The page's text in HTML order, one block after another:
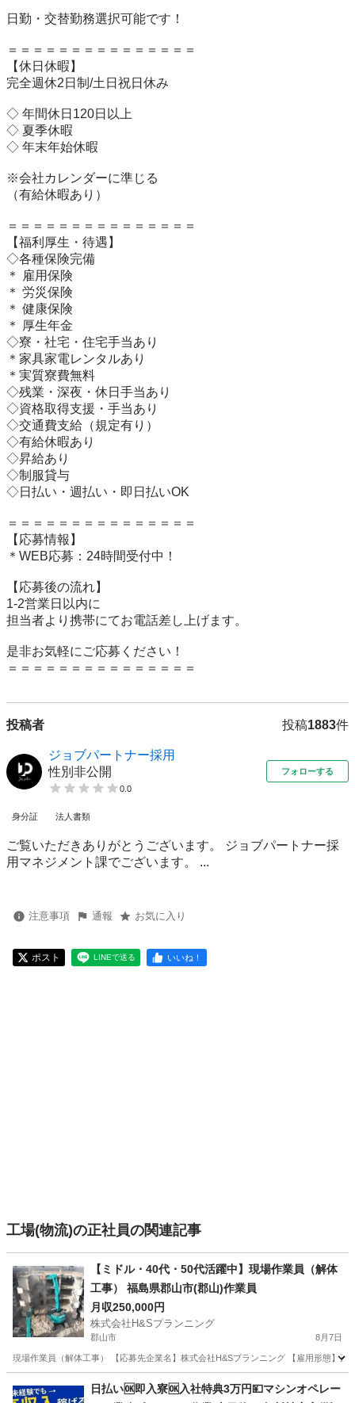
日勤・交替勤務選択可能です！
＝＝＝＝＝＝＝＝＝＝＝＝＝＝＝
【休日休暇】
完全週休2日制/土日祝日休み
◇ 年間休日120日以上
◇ 夏季休暇
◇ 年末年始休暇
※会社カレンダーに準じる
（有給休暇あり）
＝＝＝＝＝＝＝＝＝＝＝＝＝＝＝
【福利厚生・待遇】
◇各種保険完備
＊ 雇用保険
＊ 労災保険
＊ 健康保険
＊ 厚生年金
◇寮・社宅・住宅手当あり
＊家具家電レンタルあり
＊実質寮費無料
◇残業・深夜・休日手当あり
◇資格取得支援・手当あり
◇交通費支給（規定有り）
◇有給休暇あり
◇昇給あり
◇制服貸与
◇日払い・週払い・即日払いOK
＝＝＝＝＝＝＝＝＝＝＝＝＝＝＝
【応募情報】
＊WEB応募：24時間受付中！
【応募後の流れ】
1-2営業日以内に
担当者より携帯にてお電話差し上げます。
是非お気軽にご応募ください！
＝＝＝＝＝＝＝＝＝＝＝＝＝＝＝
投稿者 投稿1883件
ジョブパートナー採用
性別非公開
0.0
フォローする
身分証 法人書類
ご覧いただきありがとうございます。 ジョブパートナー採
用マネジメント課でございます。 ...
注意事項 通報 お気に入り
ポスト LINEで送る いいね！
工場(物流)の正社員の関連記事
【ミドル・40代・50代活躍中】現場作業員（解体
工事） 福島県郡山市(郡山)作業員
月収250,000円
株式会社H&Sプランニング
郡山市 8月7日
現場作業員（解体工事） 【応募先企業名】株式会社H&Sプランニング 【雇
工場
日払い🆗即入寮🆗入社特典3万円💴マシンオペレー